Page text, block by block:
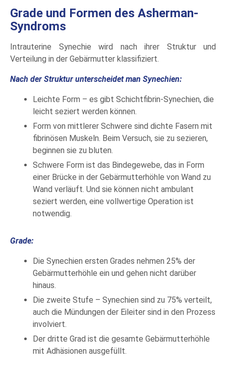
Grade und Formen des Asherman-
Syndroms
Intrauterine Synechie wird nach ihrer Struktur und
Verteilung in der Gebärmutter klassifiziert.
Nach der Struktur unterscheidet man Synechien:
Leichte Form – es gibt Schichtfibrin-Synechien, die
leicht seziert werden können.
Form von mittlerer Schwere sind dichte Fasern mit
fibrinösen Muskeln. Beim Versuch, sie zu sezieren,
beginnen sie zu bluten.
Schwere Form ist das Bindegewebe, das in Form
einer Brücke in der Gebärmutterhöhle von Wand zu
Wand verläuft. Und sie können nicht ambulant
seziert werden, eine vollwertige Operation ist
notwendig.
Grade:
Die Synechien ersten Grades nehmen 25% der
Gebärmutterhöhle ein und gehen nicht darüber
hinaus.
Die zweite Stufe – Synechien sind zu 75% verteilt,
auch die Mündungen der Eileiter sind in den Prozess
involviert.
Der dritte Grad ist die gesamte Gebärmutterhöhle
mit Adhäsionen ausgefüllt.